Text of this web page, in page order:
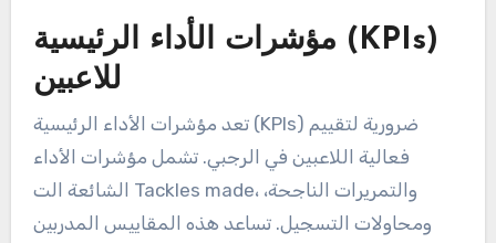
مؤشرات الأداء الرئيسية (KPIs)
للاعبين
تعد مؤشرات الأداء الرئيسية (KPIs) ضرورية لتقييم
فعالية اللاعبين في الرجبي. تشمل مؤشرات الأداء
الشائعة الت Tackles made، والتمريرات الناجحة،
ومحاولات التسجيل. تساعد هذه المقاييس المدربين